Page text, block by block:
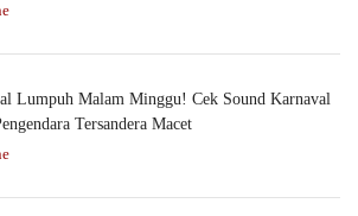
Lumpuh Malam Minggu! Cek Sound Karnaval
Tersandera Macet